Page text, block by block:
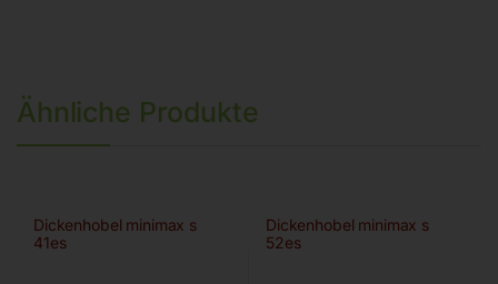
Ähnliche Produkte
Dickenhobel minimax s
41es
Dickenhobel minimax s
52es